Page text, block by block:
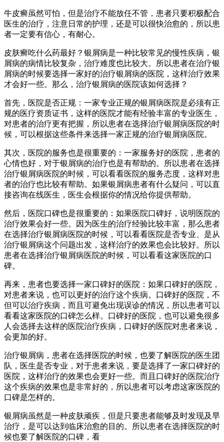
牛皮癣虽然可怕，但是治疗不能放任不管，患者只要积极配合
医生的治疗，注意日常的护理，还是可以很快治愈的，所以患
者一定要有信心，有耐心。
皮肤癣吃什么药最好？银屑病是一种比较常见的慢性疾病，银
屑病的病情比较复杂，治疗难度也比较大。所以患者在治疗银
屑病的时候要选择一家好的治疗银屑病的医院，这样治疗效果
才会好一些。那么，治疗银屑病的医院该如何选择？
首先，医院是否正规：一家专业正规的银屑病医院是必须有正
规的医疗资质证书，这样的医院才能有经验丰富的专业医生，
对患者的治疗更有把握，所以患者在选择治疗银屑病医院的时
候，可以根据这些条件来选择一家正规的治疗银屑病医院。
其次，医院的服务也是很重要的：一家服务好的医院，患者的
心情也好，对于银屑病的治疗也是有帮助的。所以患者在选择
治疗银屑病医院的时候，可以看看医院的服务态度，这样对患
者的治疗也比较有帮助。如果银屑病患者有什么疑问，可以直
接咨询在线医生，医生会根据你的情况给你提供帮助。
然后，医院口碑也是很重要的：如果医院口碑好，说明医院的
治疗效果会好一些。因为医生的治疗经验比较丰富，那么患者
在选择治疗银屑病医院的时候，可以看看医院是否专业、是从
治疗银屑病这个问题出发，这样治疗的效果也会比较好。所以
患者在选择治疗银屑病医院的时候，可以看看这家医院的口
碑。
再来，患者也要选择一家口碑好的医院：如果口碑好的医院，
对患者来说，也可以更好的治疗这个疾病。口碑好的医院，不
但可以治疗疾病，而且可避免出现误诊的情况，所以患者可以
看看这家医院的口碑怎么样。口碑好的医院，也可以避免很多
人会选择去这样的医院治疗疾病，口碑好的医院对患者来说，
会更加的好。
治疗银屑病，患者在选择医院的时候，也要了解医院的医生团
队，医生是否专业，对于患者来说，要是选择了一家口碑好的
医院，这样治疗的效果也会更好一些。而且口碑好的医院治疗
这个疾病的效果也是非常好的，所以患者可以考虑这家医院的
口碑是怎样的。
银屑病虽然是一种皮肤顽疾，但是只要患者能够及时发现及早
治疗，是可以达到临床治愈的目的。所以患者在选择医院的时
候也要了解医院的口碑，看